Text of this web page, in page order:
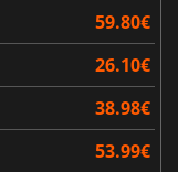
59.80€
26.10€
38.98€
53.99€